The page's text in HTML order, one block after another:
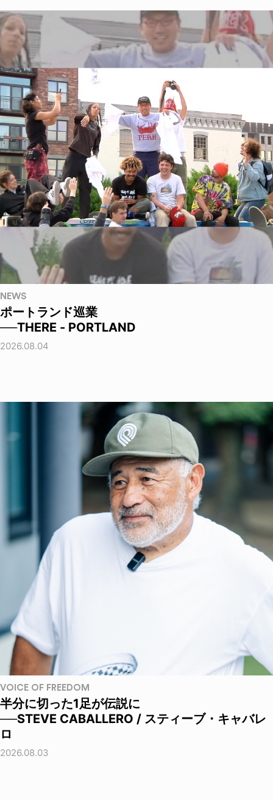
NEWS
ポートランド巡業
──THERE - PORTLAND
2026.08.04
VOICE OF FREEDOM
半分に切った1足が伝説に
──STEVE CABALLERO / スティーブ・キャバレ
ロ
2026.08.03